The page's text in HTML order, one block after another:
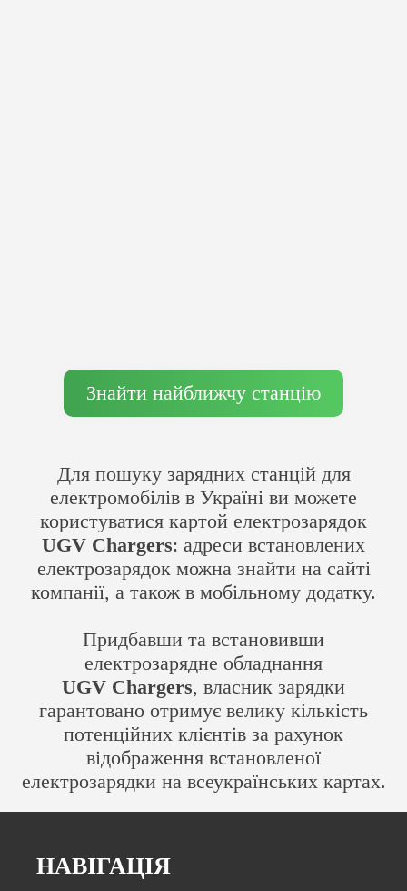
Для пошуку зарядних станцій для
електромобілів в Україні ви можете
користуватися картой електрозарядок
UGV Chargers: адреси встановлених
електрозарядок можна знайти на сайті
компанії, а також в мобільному додатку.
Придбавши та встановивши
електрозарядне обладнання
UGV Chargers, власник зарядки
гарантовано отримує велику кількість
потенційних клієнтів за рахунок
відображення встановленої
електрозарядки на всеукраїнських картах.
Знайти найближчу станцію
НАВІГАЦІЯ